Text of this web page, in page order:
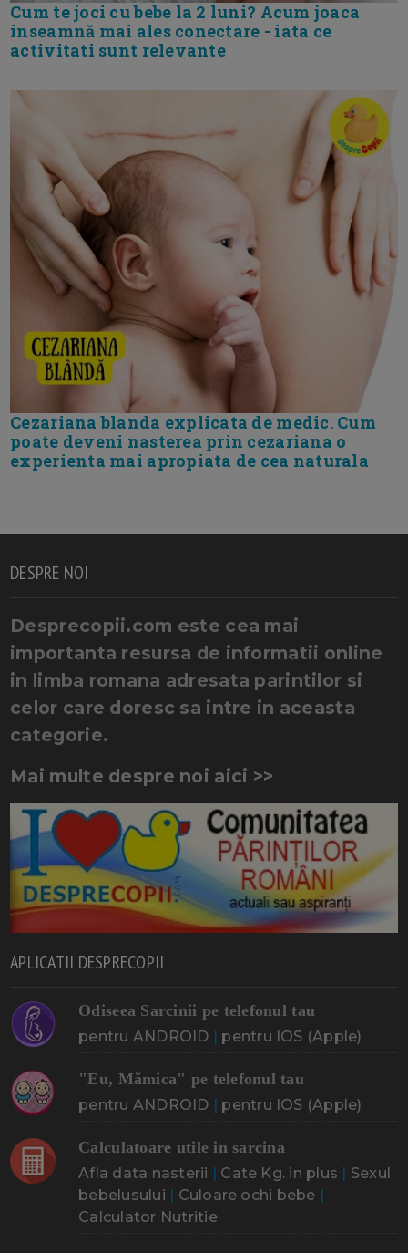
Cum te joci cu bebe la 2 luni? Acum joaca
inseamnă mai ales conectare - iata ce
activitati sunt relevante
Cezariana blanda explicata de medic. Cum
poate deveni nasterea prin cezariana o
experienta mai apropiata de cea naturala
DESPRE NOI
Desprecopii.com este cea mai
importanta resursa de informatii online
in limba romana adresata parintilor si
celor care doresc sa intre in aceasta
categorie.
Mai multe despre noi aici >>
APLICATII DESPRECOPII
Odiseea Sarcinii pe telefonul tau
pentru ANDROID | pentru IOS (Apple)
"Eu, Mămica" pe telefonul tau
pentru ANDROID | pentru IOS (Apple)
Calculatoare utile in sarcina
Afla data nasterii | Cate Kg. in plus | Sexul
bebelusului | Culoare ochi bebe |
Calculator Nutritie